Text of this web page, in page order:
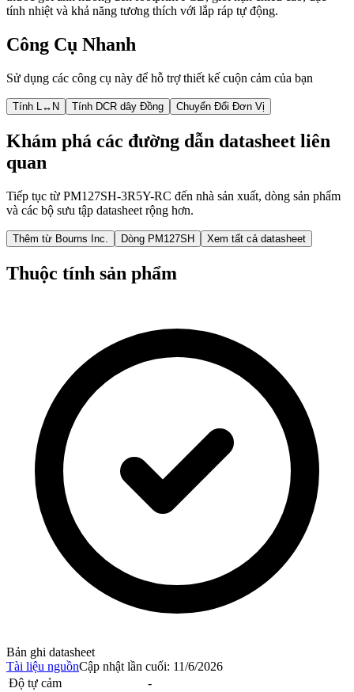
tính nhiệt và khả năng tương thích với lắp ráp tự động.
Công Cụ Nhanh
Sử dụng các công cụ này để hỗ trợ thiết kế cuộn cảm của bạn
Tính L↔N Tính DCR dây Đồng Chuyển Đổi Đơn Vị
Khám phá các đường dẫn datasheet liên
quan
Tiếp tục từ PM127SH-3R5Y-RC đến nhà sản xuất, dòng sản phẩm
và các bộ sưu tập datasheet rộng hơn.
Thêm từ Bourns Inc. Dòng PM127SH Xem tất cả datasheet
Thuộc tính sản phẩm
Bản ghi datasheet
Tài liệu nguồnCập nhật lần cuối: 11/6/2026
Độ tự cảm
-